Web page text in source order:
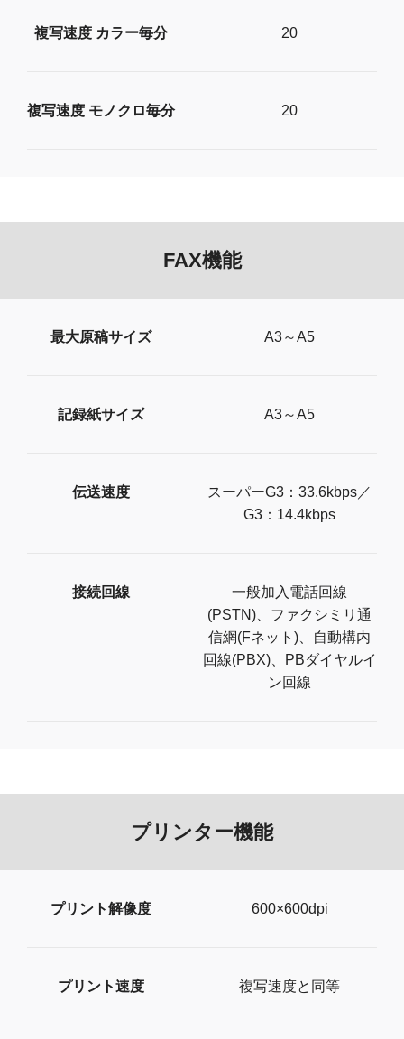
複写速度 カラー毎分 20
複写速度 モノクロ毎分 20
FAX機能
最大原稿サイズ A3～A5
記録紙サイズ A3～A5
伝送速度
スーパーG3：33.6kbps／
G3：14.4kbps
接続回線
一般加入電話回線
(PSTN)、ファクシミリ通
信網(Fネット)、自動構内
回線(PBX)、PBダイヤルイ
ン回線
プリンター機能
プリント解像度 600×600dpi
プリント速度 複写速度と同等